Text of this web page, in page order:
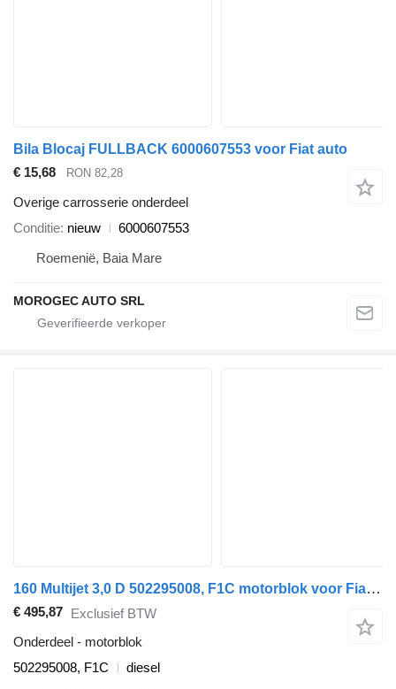
Bila Blocaj FULLBACK 6000607553 voor Fiat auto
€ 15,68
RON 82,28
Overige carrosserie onderdeel
Conditie nieuw
6000607553
Roemenië, Baia Mare
MOROGEC AUTO SRL
160 Multijet 3,0 D 502295008, F1C motorblok voor Fiat DUCATO Furgon (250_, 290_) auto
€ 495,87 Exclusief BTW
Onderdeel - motorblok
502295008, F1C
diesel